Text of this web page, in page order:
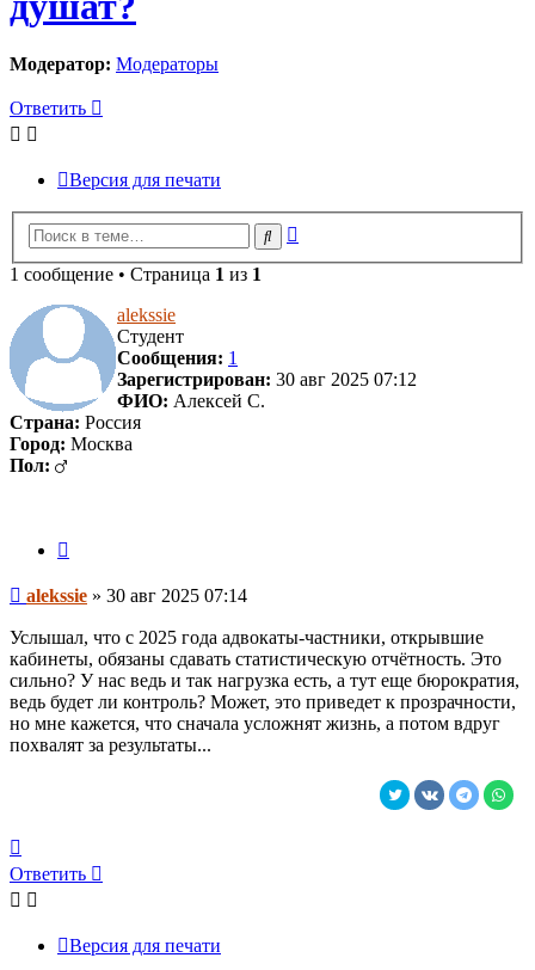
Модератор: Модераторы
Ответить
Версия для печати
Поиск
1 сообщение • Страница 1 из 1
alekssie
Студент
Сообщения: 1
Зарегистрирован: 30 авг 2025 07:12
ФИО: Алексей С.
Страна: Россия
Город: Москва
Пол:
Сообщение
alekssie » 30 авг 2025 07:14
Услышал, что с 2025 года адвокаты-частники, открывшие
кабинеты, обязаны сдавать статистическую отчётность. Это
сильно? У нас ведь и так нагрузка есть, а тут еще бюрократия,
ведь будет ли контроль? Может, это приведет к прозрачности,
но мне кажется, что сначала усложнят жизнь, а потом вдруг
похвалят за результаты...
к
началу
Ответить
Версия для печати